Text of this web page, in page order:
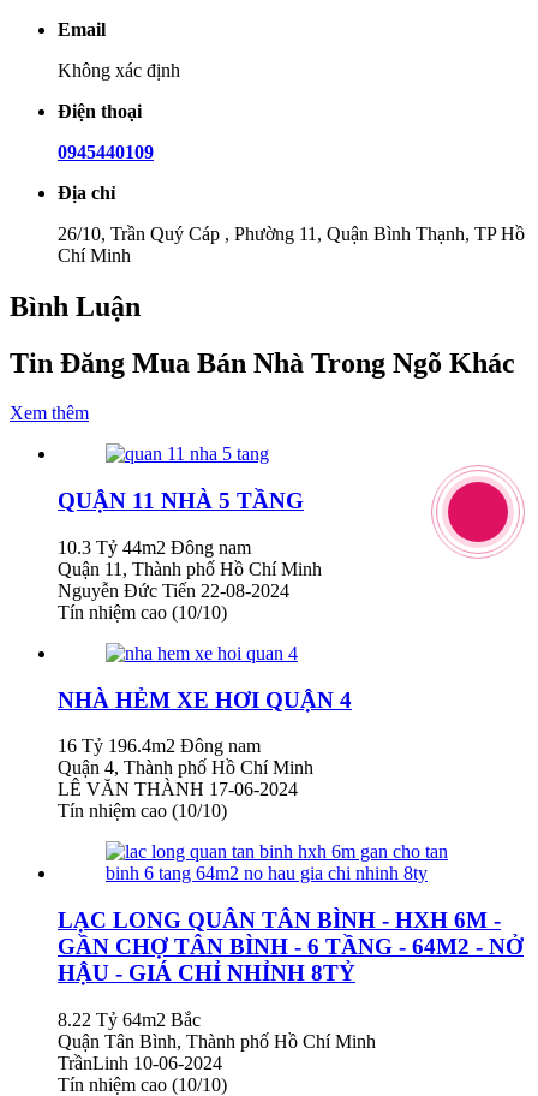
Email
Không xác định
Điện thoại
0945440109
Địa chỉ
26/10, Trần Quý Cáp , Phường 11, Quận Bình Thạnh, TP Hồ
Chí Minh
Bình Luận
Tin Đăng Mua Bán Nhà Trong Ngõ Khác
Xem thêm
QUẬN 11 NHÀ 5 TẦNG
10.3 Tỷ 44m2 Đông nam
Quận 11, Thành phố Hồ Chí Minh
Nguyễn Đức Tiến 22-08-2024
Tín nhiệm cao (10/10)
NHÀ HẺM XE HƠI QUẬN 4
16 Tỷ 196.4m2 Đông nam
Quận 4, Thành phố Hồ Chí Minh
LÊ VĂN THÀNH 17-06-2024
Tín nhiệm cao (10/10)
LẠC LONG QUÂN TÂN BÌNH - HXH 6M -
GẦN CHỢ TÂN BÌNH - 6 TẦNG - 64M2 - NỞ
HẬU - GIÁ CHỈ NHỈNH 8TỶ
8.22 Tỷ 64m2 Bắc
Quận Tân Bình, Thành phố Hồ Chí Minh
TrầnLinh 10-06-2024
Tín nhiệm cao (10/10)